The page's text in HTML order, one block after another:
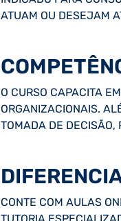
ATUAM OU DESEJAM
O CURSO CAPACITA
ORGANIZACIONAIS.
TOMADA DE DECISÃO,
CONTE COM AULAS